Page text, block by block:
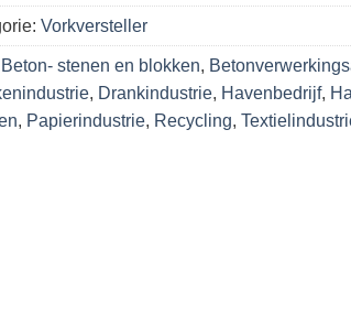
Vorkversteller
Beton- stenen en blokken,
, Drankindustrie, Havenbedrijf,
, Papierindustrie, Recycling,